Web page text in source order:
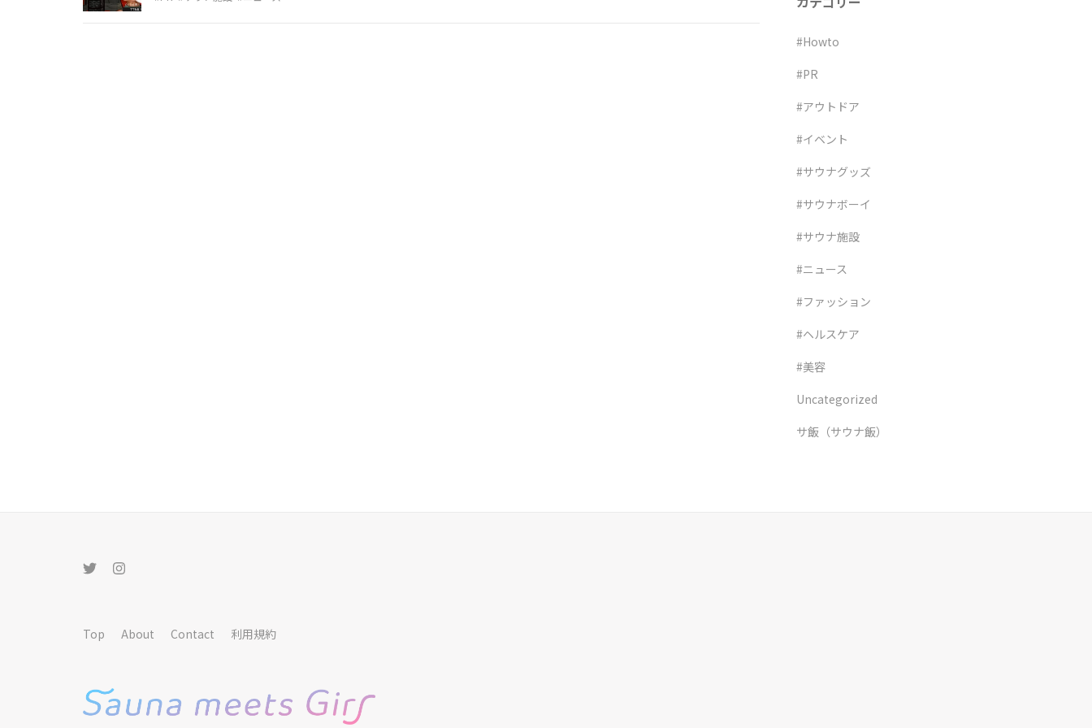
#Howto
#PR
#アウトドア
#イベント
#サウナグッズ
#サウナボーイ
#サウナ施設
#ニュース
#ファッション
#ヘルスケア
#美容
Uncategorized
サ飯（サウナ飯）
Top About Contact 利用規約